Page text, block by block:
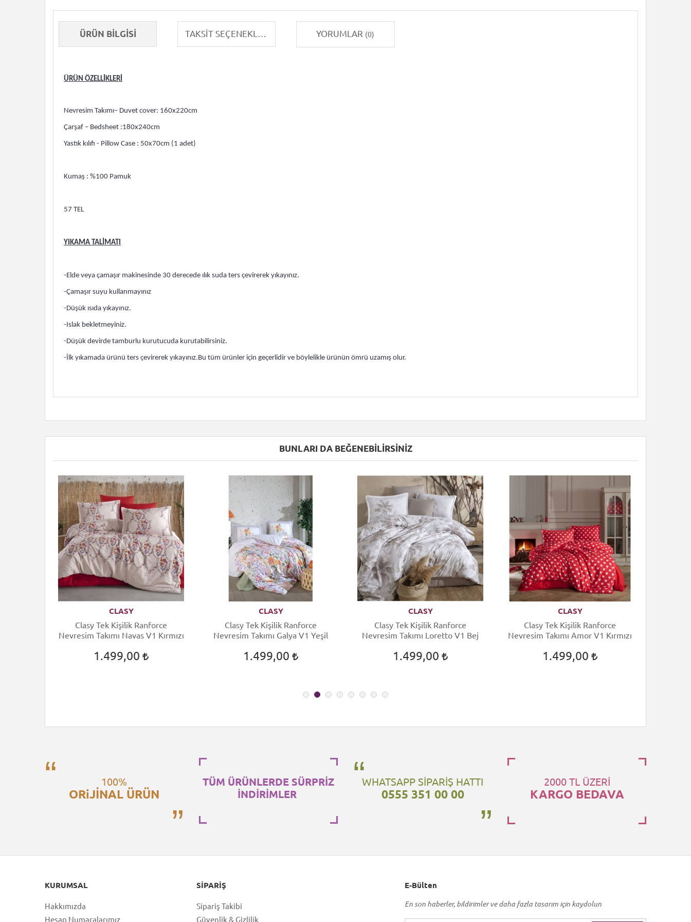
ÜRÜN BILGISI TAKSIT SEÇENEKLERI YORUMLAR (0)
ÜRÜN ÖZELLİKLERİ
Nevresim Takımı– Duvet cover: 160x220cm
Çarşaf – Bedsheet :180x240cm
Yastık kılıfı - Pillow Case : 50x70cm (1 adet)
Kumaş : %100 Pamuk
57 TEL
YIKAMA TALİMATI
-Elde veya çamaşır makinesinde 30 derecede ılık suda ters çevirerek yıkayınız.
-Çamaşır suyu kullanmayınız
-Düşük ısıda yıkayınız.
-Islak bekletmeyiniz.
-Düşük devirde tamburlu kurutucuda kurutabilirsiniz.
-İlk yıkamada ürünü ters çevirerek yıkayınız.Bu tüm ürünler için geçerlidir ve böylelikle ürünün ömrü uzamış olur.
BUNLARI DA BEĞENEBILIRSINIZ
CLASY
Clasy Tek Kişilik Ranforce
Nevresim Takımı Navas V1 Kırmızı
1.499,00
CLASY
Clasy Tek Kişilik Ranforce
Nevresim Takımı Galya V1 Yeşil
1.499,00
CLASY
Clasy Tek Kişilik Ranforce
Nevresim Takımı Loretto V1 Bej
1.499,00
CLASY
Clasy Tek Kişilik Ranforce
Nevresim Takımı Amor V1 Kırmızı
1.499,00
100%
ORiJİNAL ÜRÜN
TÜM ÜRÜNLERDE SÜRPRİZ
İNDİRİMLER
WHATSAPP SİPARİŞ HATTI
0555 351 00 00
2000 TL ÜZERİ
KARGO BEDAVA
KURUMSAL
Hakkımızda
Hesap Numaralarımız
SIPARIŞ
Sipariş Takibi
Güvenlik & Gizlilik
E-Bülten
En son haberler, bildirimler ve daha fazla tasarım için kaydolun